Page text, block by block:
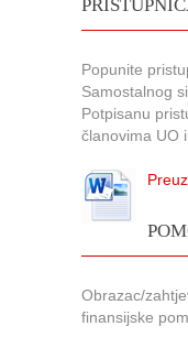
Popunite
Samostalnog
Potpisanu
članovima UO
Obrazac/
finansijske